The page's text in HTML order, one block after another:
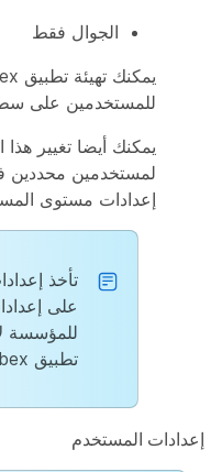
الجوال فقط
للمستخدمين على
يمكنك أيضا تغيير
لمستخدمين محددين
إعدادات مستوى
تأخذ
على
للمؤسسة
تطبيق Webex.
إعدادات المستخدم